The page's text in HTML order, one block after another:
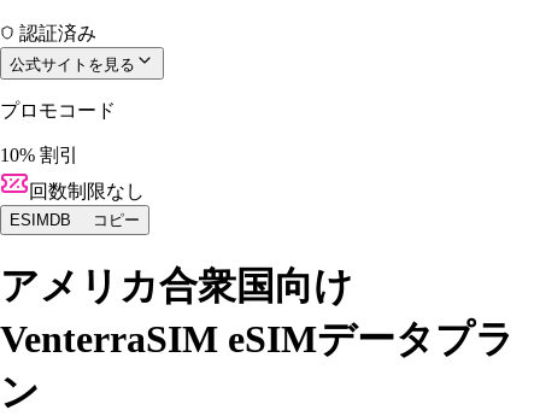
認証済み
公式サイトを見る
プロモコード
10% 割引
回数制限なし
ESIMDB コピー
アメリカ合衆国向け
VenterraSIM eSIMデータプラ
ン